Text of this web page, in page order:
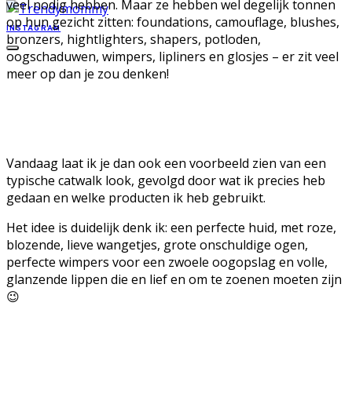
INSTAGRAM
veel nodig hebben. Maar ze hebben wel degelijk tonnen
op hun gezicht zitten: foundations, camouflage, blushes,
bronzers, hightlighters, shapers, potloden,
oogschaduwen, wimpers, lipliners en glosjes – er zit veel
meer op dan je zou denken!
Vandaag laat ik je dan ook een voorbeeld zien van een
typische catwalk look, gevolgd door wat ik precies heb
gedaan en welke producten ik heb gebruikt.
Het idee is duidelijk denk ik: een perfecte huid, met roze,
blozende, lieve wangetjes, grote onschuldige ogen,
perfecte wimpers voor een zwoele oogopslag en volle,
glanzende lippen die en lief en om te zoenen moeten zijn
😉